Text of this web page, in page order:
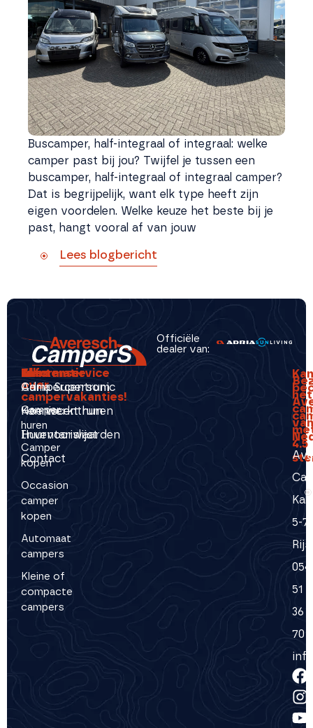
Buscamper, half-integraal of integraal: welke
camper past bij jou? Twijfel je tussen een
buscamper, half-integraal of integraal camper?
Dat is begrijpelijk, want elk type heeft zijn
eigen voordelen. Welke keuze het beste bij je
past, hangt vooral af van jouw
Lees blogbericht
Officiële
dealer van:
Alles
over
campervakanties!
Camper
huren
Camper
kopen
Occasion
camper
kopen
Automaat
campers
Kleine of
compacte
campers
Klantenservice
Campercentrum
Kenniscentrum
Inventarislijst
Contact
Informatie
Adria Supersonic
Hoe werkt huren
Huurvoorwaarden
4.5
hét
van
5-7
51
36
70